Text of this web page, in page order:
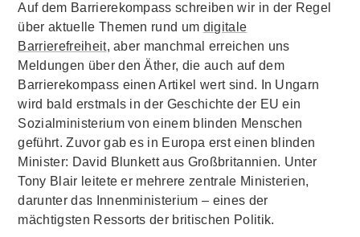
Auf dem Barrierekompass schreiben wir in der Regel
über aktuelle Themen rund um digitale
Barrierefreiheit, aber manchmal erreichen uns
Meldungen über den Äther, die auch auf dem
Barrierekompass einen Artikel wert sind. In Ungarn
wird bald erstmals in der Geschichte der EU ein
Sozialministerium von einem blinden Menschen
geführt. Zuvor gab es in Europa erst einen blinden
Minister: David Blunkett aus Großbritannien. Unter
Tony Blair leitete er mehrere zentrale Ministerien,
darunter das Innenministerium – eines der
mächtigsten Ressorts der britischen Politik.